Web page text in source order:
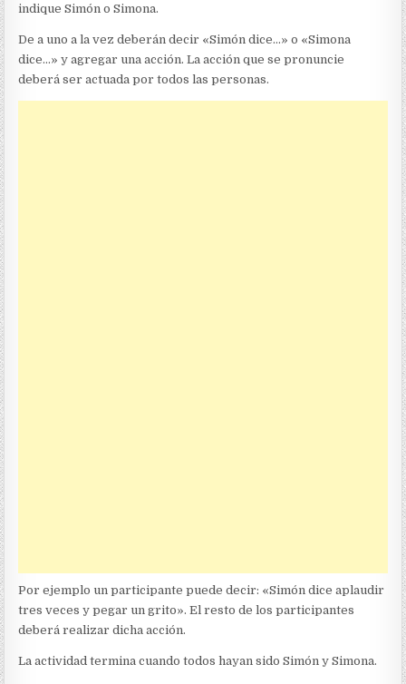
indique Simón o Simona.
De a uno a la vez deberán decir «Simón dice…» o «Simona
dice…» y agregar una acción. La acción que se pronuncie
deberá ser actuada por todos las personas.
Por ejemplo un participante puede decir: «Simón dice aplaudir
tres veces y pegar un grito». El resto de los participantes
deberá realizar dicha acción.
La actividad termina cuando todos hayan sido Simón y Simona.